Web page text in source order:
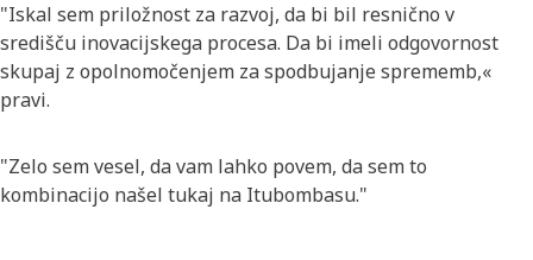
"Iskal sem priložnost za razvoj, da bi bil resnično v
središču inovacijskega procesa. Da bi imeli odgovornost
skupaj z opolnomočenjem za spodbujanje sprememb,«
pravi.
"Zelo sem vesel, da vam lahko povem, da sem to
kombinacijo našel tukaj na Itubombasu."